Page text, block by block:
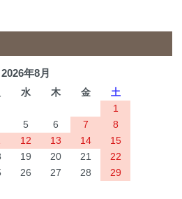
2026年8月
水 木 金
土
1
5 6 7
8
12 13 14
15
19 20 21
22
26 27 28
29